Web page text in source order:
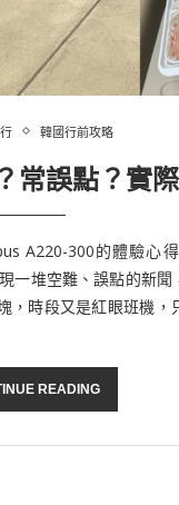
韓國行前攻略
常誤點？實
A220-300的體驗心
一堆空難、誤點的新
時段又是紅眼班機
READING